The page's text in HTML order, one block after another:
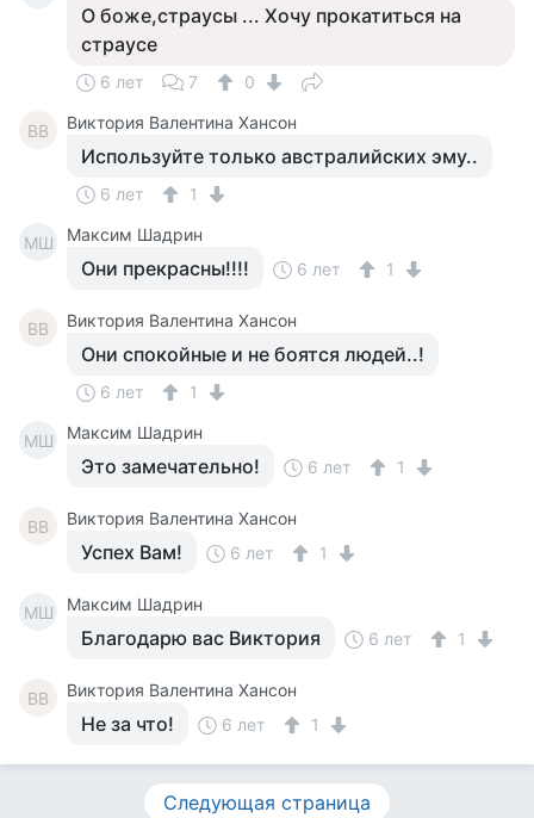
О боже,страусы ... Хочу прокатиться на
страусе
6 лет 7 0
ВВ Виктория Валентина Хансон
Используйте только австралийских эму..
6 лет 1
МШ Максим Шадрин
Они прекрасны!!!! 6 лет 1
ВВ Виктория Валентина Хансон
Они спокойные и не боятся людей..!
6 лет 1
МШ Максим Шадрин
Это замечательно! 6 лет 1
ВВ Виктория Валентина Хансон
Успех Вам! 6 лет 1
МШ Максим Шадрин
Благодарю вас Виктория 6 лет 1
ВВ Виктория Валентина Хансон
Не за что! 6 лет 1
Следующая страница